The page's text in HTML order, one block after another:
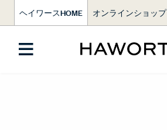
ヘイワースHOME オンラインショップ